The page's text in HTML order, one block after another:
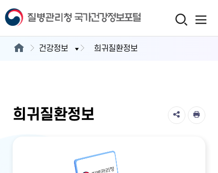
건강정보 희귀질환정보
희귀질환정보